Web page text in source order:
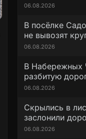
06.08.2026
В посёлке
не вывозят
06.08.2026
В Набережных
разбитую
06.08.2026
Скрылись в
заслонили
06.08.2026